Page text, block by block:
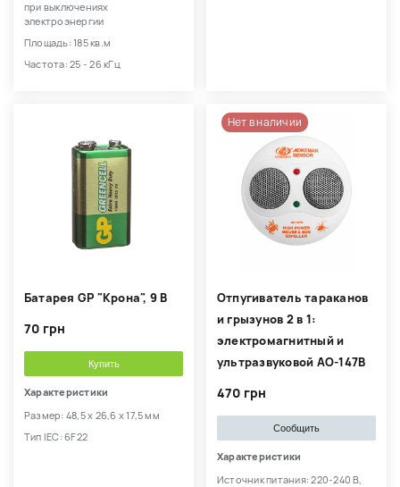
при выключениях
электроэнергии
Площадь: 185 кв.м
Частота: 25 - 26 кГц
Батарея GP "Крона", 9 В
70 грн
Купить
Характеристики
Размер: 48,5 х 26,6 х 17,5 мм
Тип IEC: 6F22
Нет в наличии
Отпугиватель тараканов
и грызунов 2 в 1:
электромагнитный и
ультразвуковой AO-147B
470 грн
Сообщить
Характеристики
Источник питания: 220-240 В,